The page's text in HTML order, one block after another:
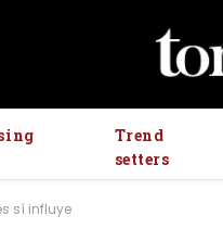
Trend
setters
sí influye